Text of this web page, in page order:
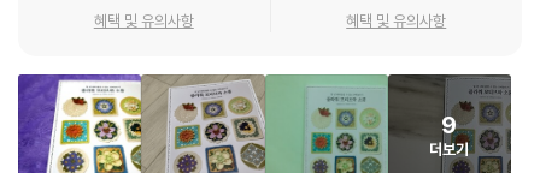
페이지마다 시선을 사로잡는 아름답고 다양한 플라워 모티브 작품들과 그
지 못하는 이들을 위해 초보자도 쉽게 따라 할 수 있는 45가지 플라워 모
티브를 수록하였다. ‘베이직 레슨’과 ‘포인트 레슨’으로 나누어 구성하여 헷
갈릴 수 있는 용어와 뜨개 방법을 자세히 설명하였으며, 도안 보는 방법, 첫
코 만드는 방법, 뜨개코 기호 등을 수록하여 코바늘뜨기를 처음 시작하는
혜택 및 유의사항 혜택 및 유의사항
9
더보기